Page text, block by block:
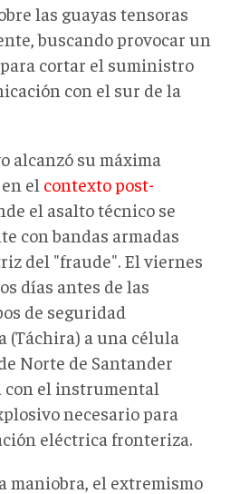
las guayas tensoras
buscando provocar un
cortar el suministro
con el sur de la
alcanzó su máxima
el contexto post-
el asalto técnico se
con bandas armadas
del "fraude". El viernes
días antes de las
de seguridad
(Táchira) a una célula
Norte de Santander
con el instrumental
necesario para
eléctrica fronteriza.
maniobra, el extremismo